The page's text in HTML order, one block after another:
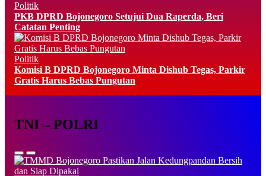
Politik
PKB DPRD Bojonegoro Setujui Dua Raperda, Beri
Catatan Penting
Politik
Komisi B DPRD Bojonegoro Minta Dishub Tegas, Parkir
Gratis Harus Bebas Pungutan
TNI – POLRI